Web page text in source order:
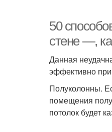
50
стене —,
Данная
эффективно
Полуколонны.
помещения
потолок будет